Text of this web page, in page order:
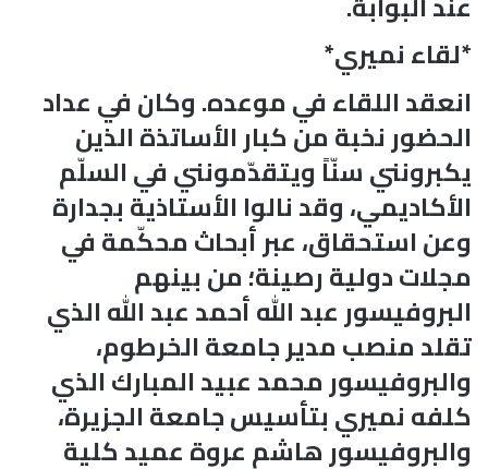
*لقاء نميري*
انعقد اللقاء في موعده. وكان في عداد
الحضور نخبة من كبار الأساتذة الذين
يكبرونني سنّاً ويتقدّمونني في السلّم
الأكاديمي، وقد نالوا الأستاذية بجدارة
وعن استحقاق، عبر أبحاث محكّمة في
مجلات دولية رصينة؛ من بينهم
البروفيسور عبد الله أحمد عبد الله الذي
تقلد منصب مدير جامعة الخرطوم،
والبروفيسور محمد عبيد المبارك الذي
كلفه نميري بتأسيس جامعة الجزيرة،
والبروفيسور هاشم عروة عميد كلية